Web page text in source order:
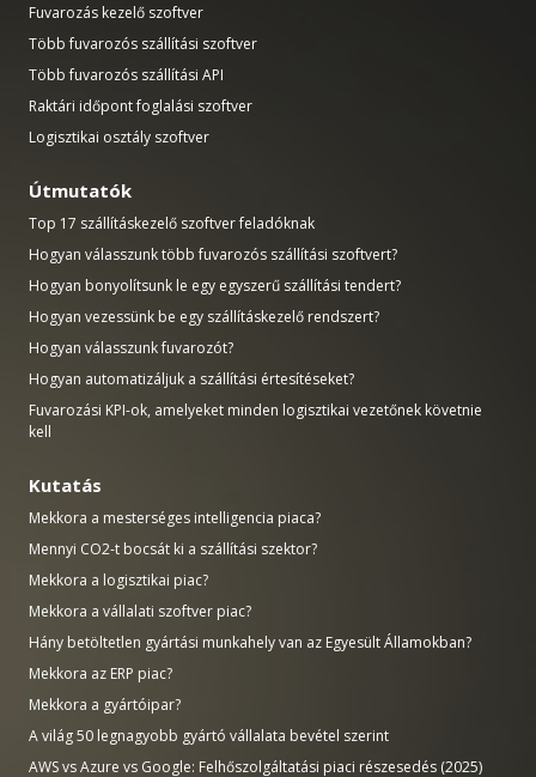
Fuvarozás kezelő szoftver
Több fuvarozós szállítási szoftver
Több fuvarozós szállítási API
Raktári időpont foglalási szoftver
Logisztikai osztály szoftver
Útmutatók
Top 17 szállításkezelő szoftver feladóknak
Hogyan válasszunk több fuvarozós szállítási szoftvert?
Hogyan bonyolítsunk le egy egyszerű szállítási tendert?
Hogyan vezessünk be egy szállításkezelő rendszert?
Hogyan válasszunk fuvarozót?
Hogyan automatizáljuk a szállítási értesítéseket?
Fuvarozási KPI-ok, amelyeket minden logisztikai vezetőnek követnie
kell
Kutatás
Mekkora a mesterséges intelligencia piaca?
Mennyi CO2-t bocsát ki a szállítási szektor?
Mekkora a logisztikai piac?
Mekkora a vállalati szoftver piac?
Hány betöltetlen gyártási munkahely van az Egyesült Államokban?
Mekkora az ERP piac?
Mekkora a gyártóipar?
A világ 50 legnagyobb gyártó vállalata bevétel szerint
AWS vs Azure vs Google: Felhőszolgáltatási piaci részesedés (2025)